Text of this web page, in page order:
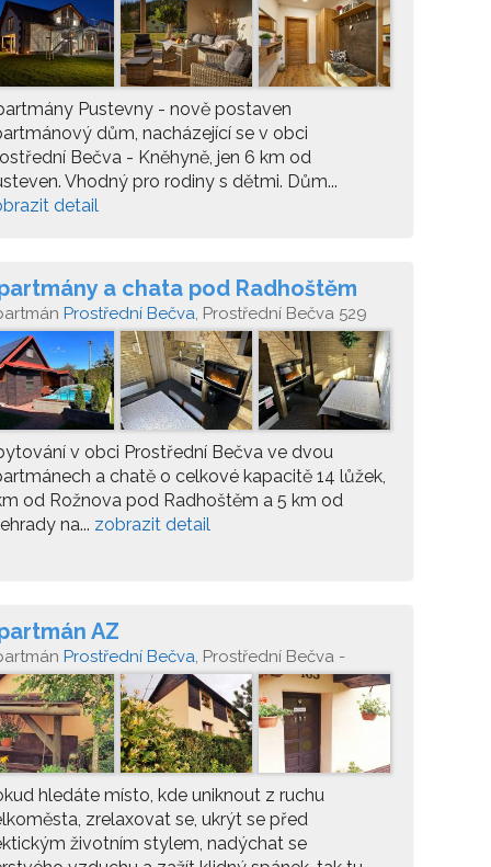
Pustevny - nově postaven
dům, nacházející se v obci
Bečva - Kněhyně, jen 6 km od
Vhodný pro rodiny s dětmi. Dům...
detail
a chata pod Radhoštěm
Prostřední Bečva, Prostřední Bečva 529
v obci Prostřední Bečva ve dvou
a chatě o celkové kapacitě 14 lůžek,
od Rožnova pod Radhoštěm a 5 km od
na... zobrazit detail
AZ
Prostřední Bečva, Prostřední Bečva -
č.p. 165
hledáte místo, kde uniknout z ruchu
zrelaxovat se, ukrýt se před
životním stylem, nadýchat se